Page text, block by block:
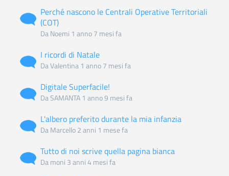
Discussione
normale
Perché nascono le Centrali Operative Territoriali
(COT)
Da Noemi 1 anno 7 mesi fa
Discussione
normale
I ricordi di Natale
DaValentina 1 anno 7 mesi fa
Discussione
normale
Digitale Superfacile!
DaSAMANTA 1 anno 9 mesi fa
Discussione
normale
L'albero preferito durante la mia infanzia
Da Marcello 2 anni 1 mese fa
Discussione
normale
Tutto di noi scrive quella pagina bianca
Da moni 3 anni 4 mesi fa